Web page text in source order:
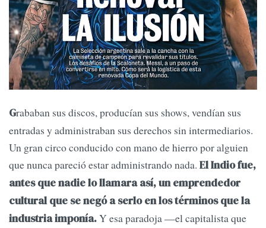
Grababan sus discos, producían sus shows, vendían sus
entradas y administraban sus derechos sin intermediarios.
Un gran circo conducido con mano de hierro por alguien
que nunca pareció estar administrando nada. El Indio fue,
antes que nadie lo llamara así, un emprendedor
cultural que se negó a serlo en los términos que la
industria imponía.Y esa paradoja —el capitalista que